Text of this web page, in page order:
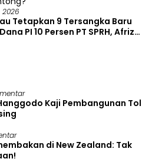
Tetapkan 9 Tersangka Baru
PI 10 Persen PT SPRH, Afrizal
Kaji Pembangunan Tol
di New Zealand: Tak